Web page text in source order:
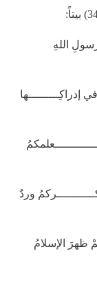
اللهِ
إدراكِـــــــــها
وردٌ
ظهرَ الإسلامُ